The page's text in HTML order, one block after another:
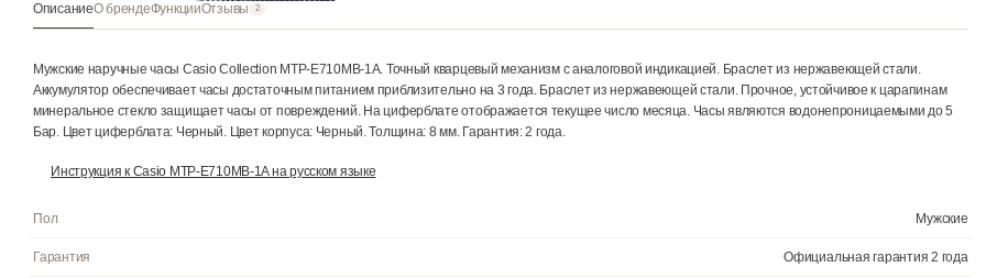
ОписаниеО бренде ФункцииОтзывы 2
Аккумулятор обеспечивает часы достаточным питанием приблизительно на 3 года. Браслет из нержавеющей стали. Прочное,
минеральное стекло защищает часы от повреждений. На циферблате отображается текущее число месяца. Часы являются